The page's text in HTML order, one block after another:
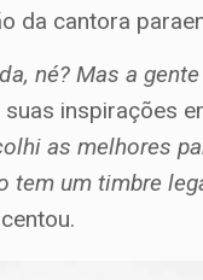
da cantora
né? Mas a
inspirações
as melhores
tem um timbre